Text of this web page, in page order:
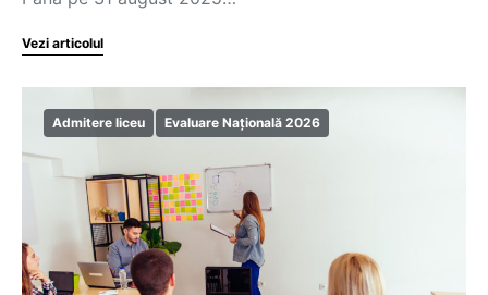
Vezi articolul
Admitere liceu Evaluare Națională 2026